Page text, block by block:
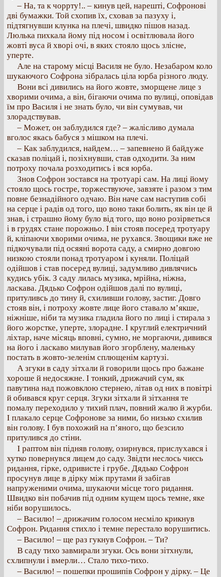
– На, та к чоррту!.. – кинув цей, нарешті, Софронові
дві бумажки. Той схопив їх, сховав за пазуху і,
підтягнувши клунка на плечі, швидко пішов назад.
Люлька пихкала йому під носом і освітлювала його
жовті вуса й хворі очі, в яких стояло щось злісне,
уперте.
Але на старому місці Василя не було. Незабаром коло
шукаючого Софрона зібралась ціла юрба різного люду.
Вони всі дивились на його жовте, зморщене лице з
хворими очима, а він, бігаючи очима по вулиці, оповідав
їм про Василя і не знать було, чи він сумував, чи
злорадствував.
– Может, он заблудился где? – жалісливо думала
вголос якась бабуся з мішком на плечі.
– Как заблудился, найдем… – запевнено й байдуже
сказав поліцай і, позіхнувши, став одходити. За ним
потроху почала розходитись і вся юрба.
Знов Софрон зостався на тротуарі сам. На лиці йому
стояло щось гостре, торжествуюче, завзяте і разом з тим
повне безнадійного одчаю. Він наче сам наступив собі
на серце і радів од того, що воно таки болить, як він це й
знав, і страшно йому було від того, що воно розірветься
і в грудях стане порожньо. І він стояв посеред тротуару
й, кліпаючи хворими очима, не рухався. Звощики вже не
підкочували під осяяні ворота саду, а смирно довгою
низкою стояли понад тротуаром і куняли. Поліцай
одійшов і став посеред вулиці, задумливо дивлячись
кудись убік. З саду лилась музика, мрійна, ніжна,
ласкава. Дядько Софрон одійшов далі по вулиці,
притуливсь до тину й, схиливши голову, застиг. Довго
стояв він, і потроху жовте лице його ставало м’якше,
ніжніше, ніби та музика гладила його по лиці і стирала з
його жорстке, уперте, злорадне. І круглий електричний
ліхтар, наче місяць вповні, сумно, не моргаючи, дивився
на його і ласкаво милував його згорблену, маленьку
постать в жовто-зеленім сплющенім картузі.
А згуки в саду зітхали й говорили щось про бажане
хороше й недосяжне. І тонкий, дрижачий сум, як
павутина над пожовклою стернею, літав од них в повітрі
й обивався круг серця. Згуки зітхали й зітхання те
помалу переходило у тихий плач, повний жалю й журби.
І плакало серце Софронове за ними, бо низько схилив
він голову. І був похожий на п’яного, що безсило
притулився до стіни.
І раптом він підняв голову, озирнувся, прислухався і
хутко повернувся лицем до саду. Звідти неслось чиєсь
ридання, гірке, одривисте і грубе. Дядько Софрон
просунув лице в дірку між прутами й забігав
напруженими очима, шукаючи місце того ридання.
Швидко він побачив під одним кущем щось темне, яке
ніби ворушилось.
– Василю! – дрижачим голосом несміло крикнув
Софрон. Ридання стихло і темне перестало ворушитись.
– Василю! – ще раз гукнув Софрон. – Ти?
В саду тихо завмирали згуки. Ось вони зітхнули,
схлипнули і вмерли… Стало тихо-тихо.
– Василю! – пошепки прошипів Софрон у дірку. – Це